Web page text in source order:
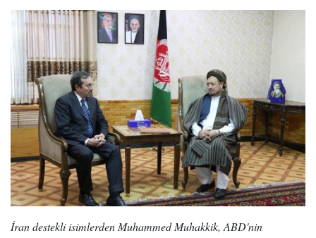
İran destekli isimlerden Muhammed Muhakkik, ABD'nin